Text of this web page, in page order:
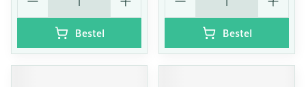
Bestel Bestel